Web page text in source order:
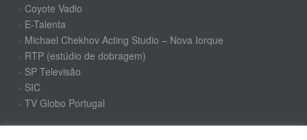
· Coyote Vadio
· E-Talenta
· Michael Chekhov Acting Studio – Nova Iorque
· RTP (estúdio de dobragem)
· SP Televisão
· SIC
· TV Globo Portugal